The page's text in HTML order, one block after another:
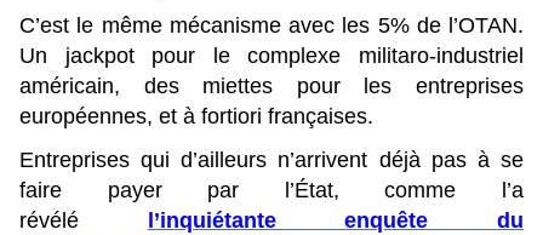
C’est le même mécanisme avec les 5% de l’OTAN.
Un jackpot pour le complexe militaro-industriel
américain, des miettes pour les entreprises
européennes, et à fortiori françaises.
Entreprises qui d’ailleurs n’arrivent déjà pas à se
faire payer par l’État, comme l’a
révélé
l’inquiétante enquête du